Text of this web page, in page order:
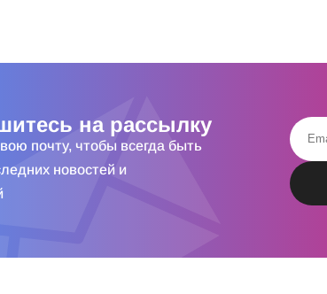
на рассылку
почту, чтобы всегда быть
новостей и